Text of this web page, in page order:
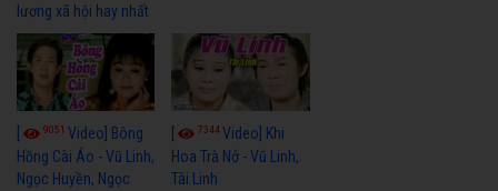
lương xã hội hay nhất
9051 Video] Bông
Hồng Cài Áo - Vũ Linh,
Ngọc Huyền, Ngọc
7344Video] Khi
Hoa Trà Nở - Vũ Linh,
Tài Linh